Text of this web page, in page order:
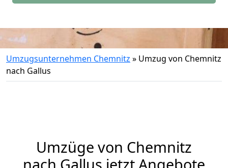
Umzugsunternehmen Chemnitz » Umzug von Chemnitz
nach Gallus
Umzüge von Chemnitz